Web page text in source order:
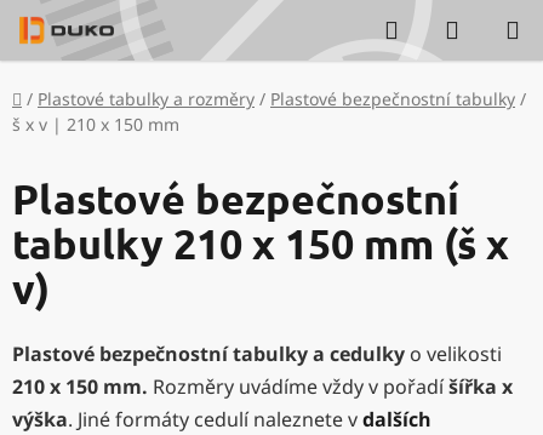
Přejít
na
obsah
Hledat
KOŠÍK
Domů
/ Plastové tabulky a rozměry / Plastové bezpečnostní tabulky /
š x v | 210 x 150 mm
Plastové bezpečnostní
tabulky 210 x 150 mm (š x
v)
Plastové bezpečnostní tabulky a cedulky o velikosti
210 x 150 mm. Rozměry uvádíme vždy v pořadíšířka x
výška. Jiné formáty cedulí naleznete vdalších